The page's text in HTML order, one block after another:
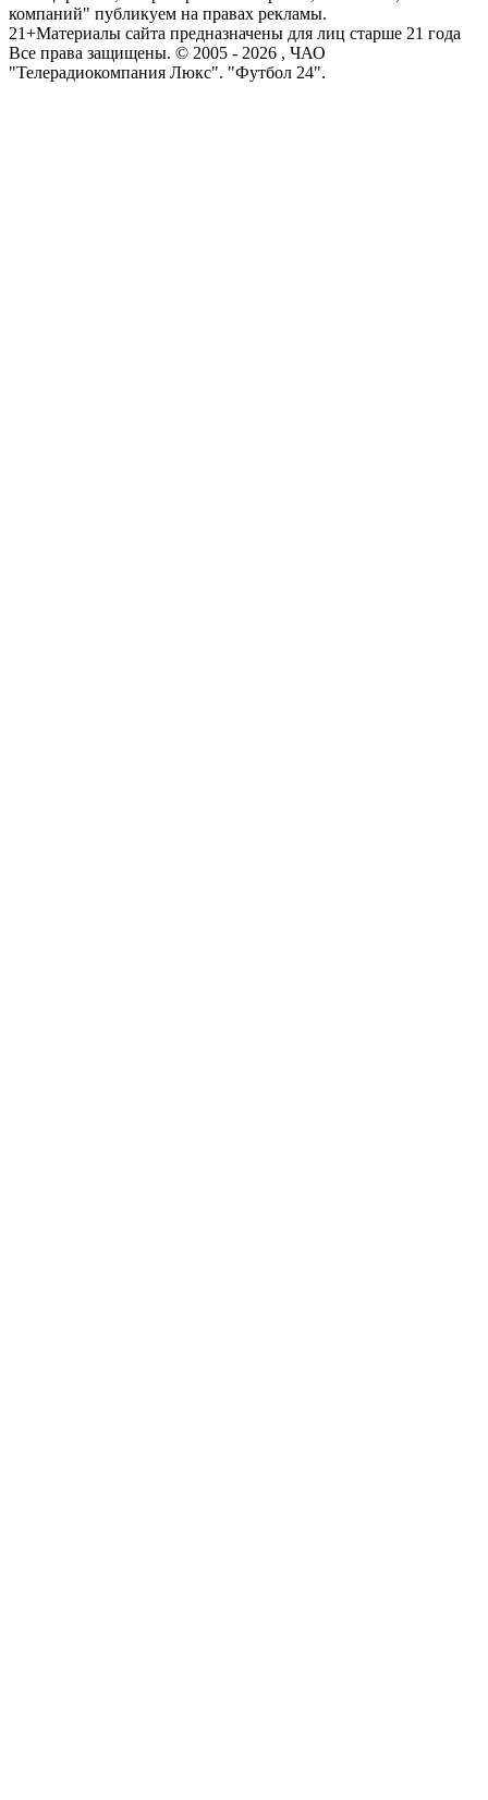
компаний" публикуем на правах рекламы.
21+Материалы сайта предназначены для лиц старше 21 года
Все права защищены. © 2005 - 2026 , ЧАО
"Телерадиокомпания Люкс". "Футбол 24".